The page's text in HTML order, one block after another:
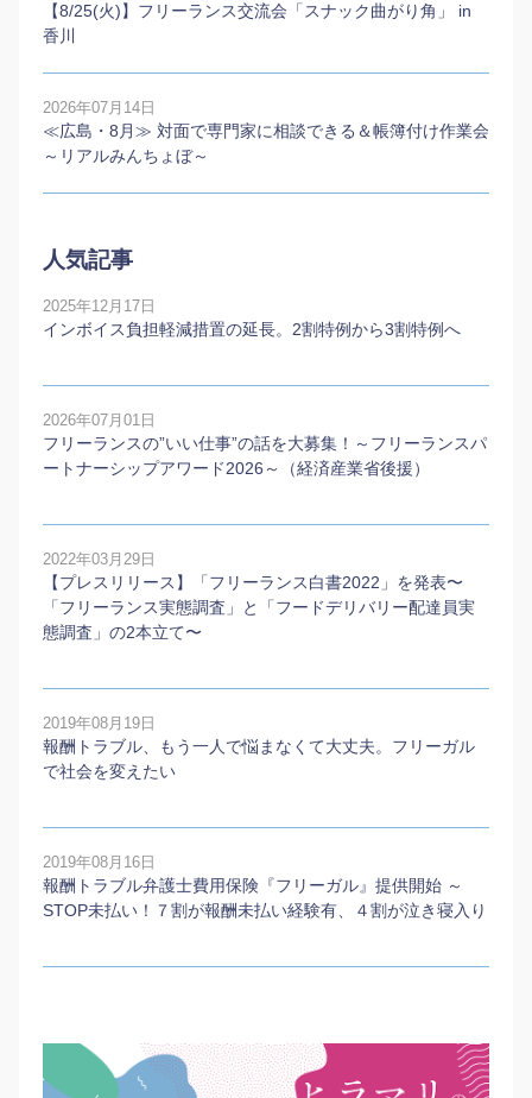
【8/25(火)】フリーランス交流会「スナック曲がり角」 in
香川
2026年07月14日
≪広島・8月≫ 対面で専門家に相談できる＆帳簿付け作業会
～リアルみんちょぼ～
人気記事
2025年12月17日
インボイス負担軽減措置の延長。2割特例から3割特例へ
2026年07月01日
フリーランスの”いい仕事”の話を大募集！～フリーランスパ
ートナーシップアワード2026～（経済産業省後援）
2022年03月29日
【プレスリリース】「フリーランス白書2022」を発表〜
「フリーランス実態調査」と「フードデリバリー配達員実
態調査」の2本⽴て〜
2019年08月19日
報酬トラブル、もう一人で悩まなくて大丈夫。フリーガル
で社会を変えたい
2019年08月16日
報酬トラブル弁護士費用保険『フリーガル』提供開始 ～
STOP未払い！７割が報酬未払い経験有、４割が泣き寝入り